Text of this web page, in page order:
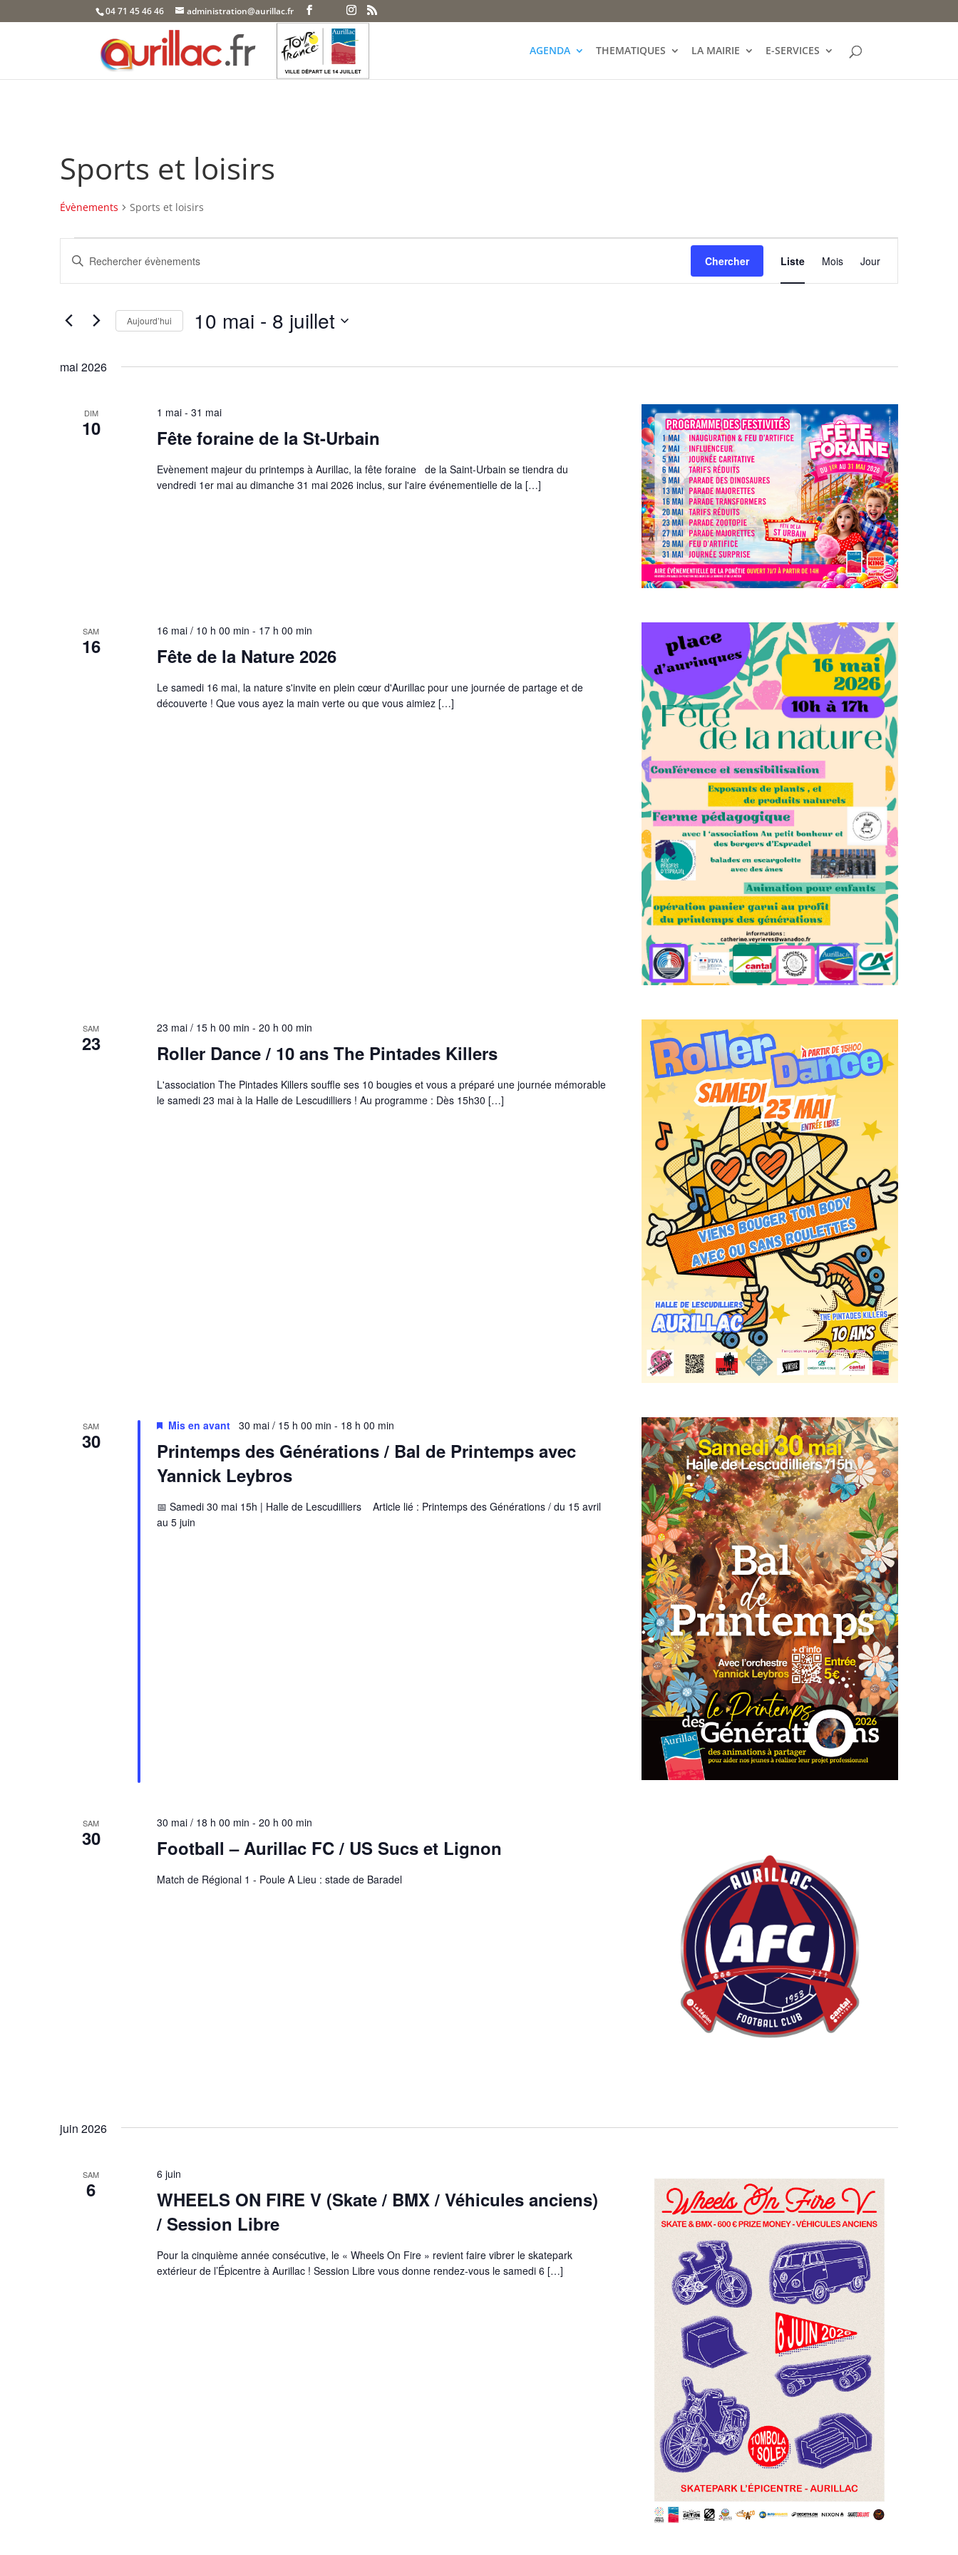
04 71 45 46 46 administration@aurillac.fr
AGENDA THEMATIQUES LA MAIRIE E-SERVICES
Sports et loisirs
Évènements Sports et loisirs
Évènements
Recherche
et
navigation
vues
Évènements
Saisir
clé.
Évènements
clé.
Chercher
Navigation
de
vues
Liste Mois Jour
Aujourd’hui 10 mai - 8 juillet
mai 2026
DIM
10 Fête foraine de la St-Urbain
1 mai- 31 mai
Evènement majeur du printemps à Aurillac, la fête foraine de la Saint-Urbain se tiendra du
vendredi 1er mai au dimanche 31 mai 2026 inclus, sur l'aire événementielle de la […]
SAM
16 Fête de la Nature 2026
16 mai / 10 h 00 min - 17 h 00 min
Le samedi 16 mai, la nature s'invite en plein cœur d'Aurillac pour une journée de partage et de
découverte ! Que vous ayez la main verte ou que vous aimiez […]
SAM
23 Roller Dance / 10 ans The Pintades Killers
23 mai / 15 h 00 min - 20 h 00 min
L'association The Pintades Killers souffle ses 10 bougies et vous a préparé une journée mémorable
le samedi 23 mai à la Halle de Lescudilliers ! Au programme : Dès 15h30 […]
SAM
30
Printemps des Générations / Bal de Printemps avec
Yannick Leybros
Mis en avant 30 mai / 15 h 00 min - 18 h 00 min
📅 Samedi 30 mai 15h | Halle de Lescudilliers Article lié : Printemps des Générations / du 15 avril
au 5 juin
SAM
30 Football – Aurillac FC / US Sucs et Lignon
30 mai / 18 h 00 min - 20 h 00 min
Match de Régional 1 - Poule A Lieu : stade de Baradel
juin 2026
SAM
6
WHEELS ON FIRE V (Skate / BMX / Véhicules anciens)
/ Session Libre
6 juin
Pour la cinquième année consécutive, le « Wheels On Fire » revient faire vibrer le skatepark
extérieur de l’Épicentre à Aurillac ! Session Libre vous donne rendez-vous le samedi 6 […]